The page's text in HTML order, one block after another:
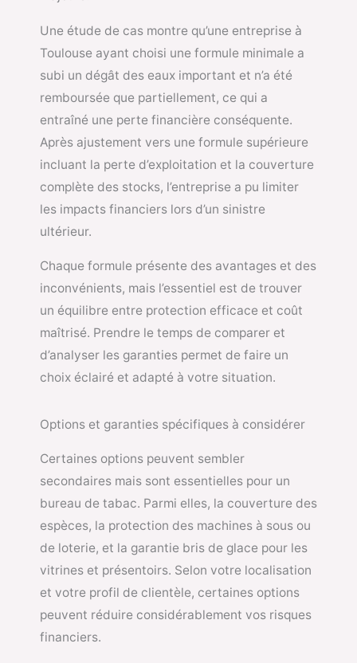
Une étude de cas montre qu’une entreprise à
Toulouse ayant choisi une formule minimale a
subi un dégât des eaux important et n’a été
remboursée que partiellement, ce qui a
entraîné une perte financière conséquente.
Après ajustement vers une formule supérieure
incluant la perte d’exploitation et la couverture
complète des stocks, l’entreprise a pu limiter
les impacts financiers lors d’un sinistre
ultérieur.
Chaque formule présente des avantages et des
inconvénients, mais l’essentiel est de trouver
un équilibre entre protection efficace et coût
maîtrisé. Prendre le temps de comparer et
d’analyser les garanties permet de faire un
choix éclairé et adapté à votre situation.
Options et garanties spécifiques à considérer
Certaines options peuvent sembler
secondaires mais sont essentielles pour un
bureau de tabac. Parmi elles, la couverture des
espèces, la protection des machines à sous ou
de loterie, et la garantie bris de glace pour les
vitrines et présentoirs. Selon votre localisation
et votre profil de clientèle, certaines options
peuvent réduire considérablement vos risques
financiers.